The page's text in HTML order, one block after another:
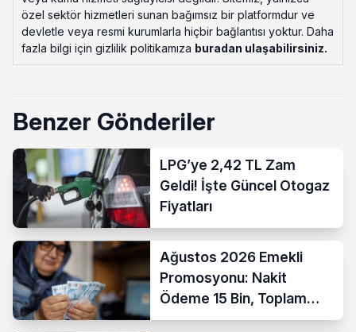
özel sektör hizmetleri sunan bağımsız bir platformdur ve
devletle veya resmi kurumlarla hiçbir bağlantısı yoktur. Daha
fazla bilgi için gizlilik politikamıza buradan ulaşabilirsiniz.
Benzer Gönderiler
LPG’ye 2,42 TL Zam
Geldi! İşte Güncel Otogaz
Fiyatları
Ağustos 2026 Emekli
Promosyonu: Nakit
Ödeme 15 Bin, Toplam
Fırsat 35 Bin TL’ye Çıktı